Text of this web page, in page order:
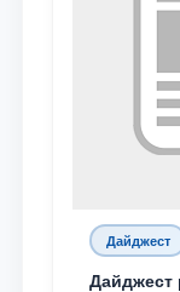
Дайджест
Дайджест